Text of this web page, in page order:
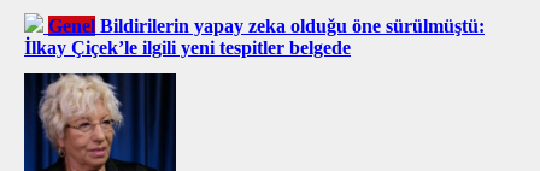
Genel Bildirilerin yapay zeka olduğu öne sürülmüştü:
İlkay Çiçek’le ilgili yeni tespitler belgede